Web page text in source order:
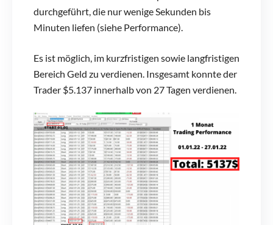
durchgeführt, die nur wenige Sekunden bis
Minuten liefen (siehe Performance).
Es ist möglich, im kurzfristigen sowie langfristigen
Bereich Geld zu verdienen. Insgesamt konnte der
Trader $5.137 innerhalb von 27 Tagen verdienen.